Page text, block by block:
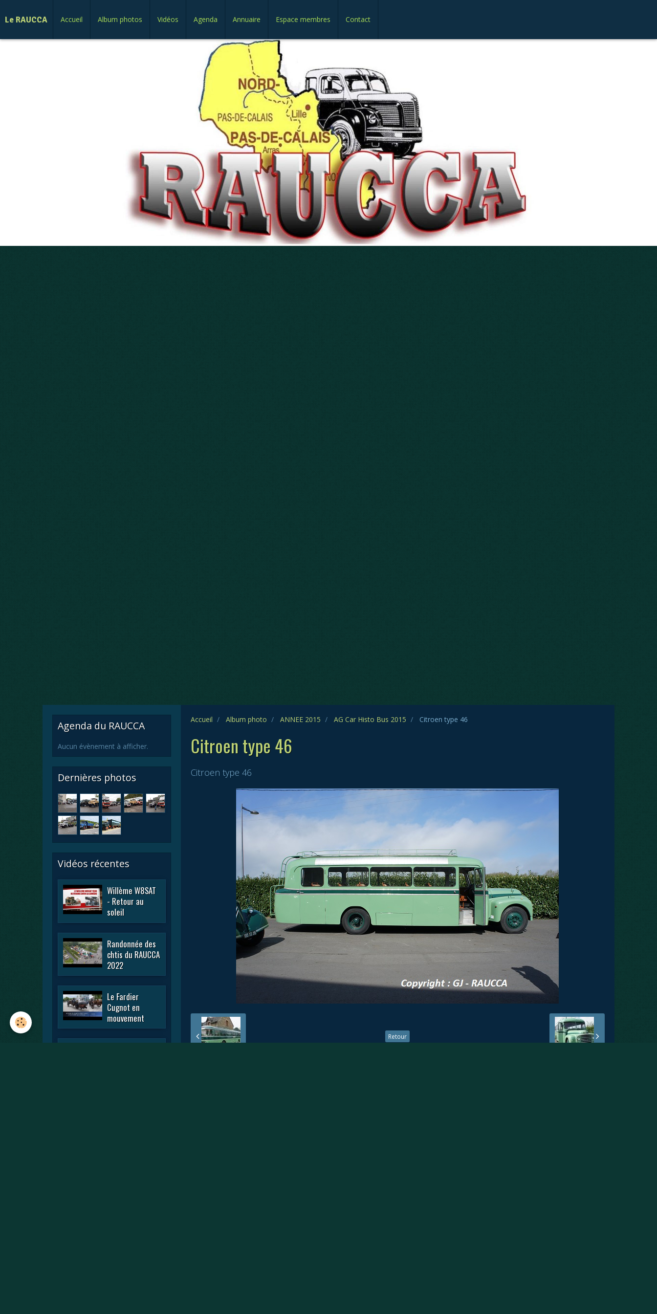
Le RAUCCA Accueil Album photos Vidéos Agenda Annuaire Espace membres Contact
Accueil Album photo ANNEE 2015 AG Car Histo Bus 2015 Citroen type 46
Citroen type 46
Citroen type 46
Retour
Agenda du RAUCCA
Aucun évènement à afficher.
Dernières photos
Vidéos récentes
Willème W8SAT
- Retour au
soleil
Randonnée des
chtis du RAUCCA
2022
Le Fardier
Cugnot en
mouvement